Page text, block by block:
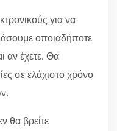
για να
οποιαδήποτε
αν έχετε. Θα
σε ελάχιστο χρόνο
θα βρείτε